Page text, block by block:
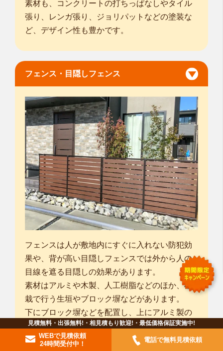
素材も、コンクリートの打ちっぱなしやタイル
張り、レンガ張り、ジョリパットなどの塗装な
ど、デザイン性も豊かです。
フェンス・目隠しフェンス
フェンスは人が敷地内にすぐに入れない防犯効
果や、背が高い目隠しフェンスでは外から人の
目線を遮る目隠しの効果があります。
素材はアルミや木製、人工樹脂などのほか、植
栽で行う生垣やブロック塀などがあります。
下にブロック塀などを配置し、上にアルミ製の
柵などを組みあわせることも多いです。
ただし、目隠しフェンスの場合は、ブロック上
見積無料・出張無料!・相見積もり歓迎!・最低価格保証実施中!
WEBで見積依頼
24時間受付中！
電話で無料見積依頼